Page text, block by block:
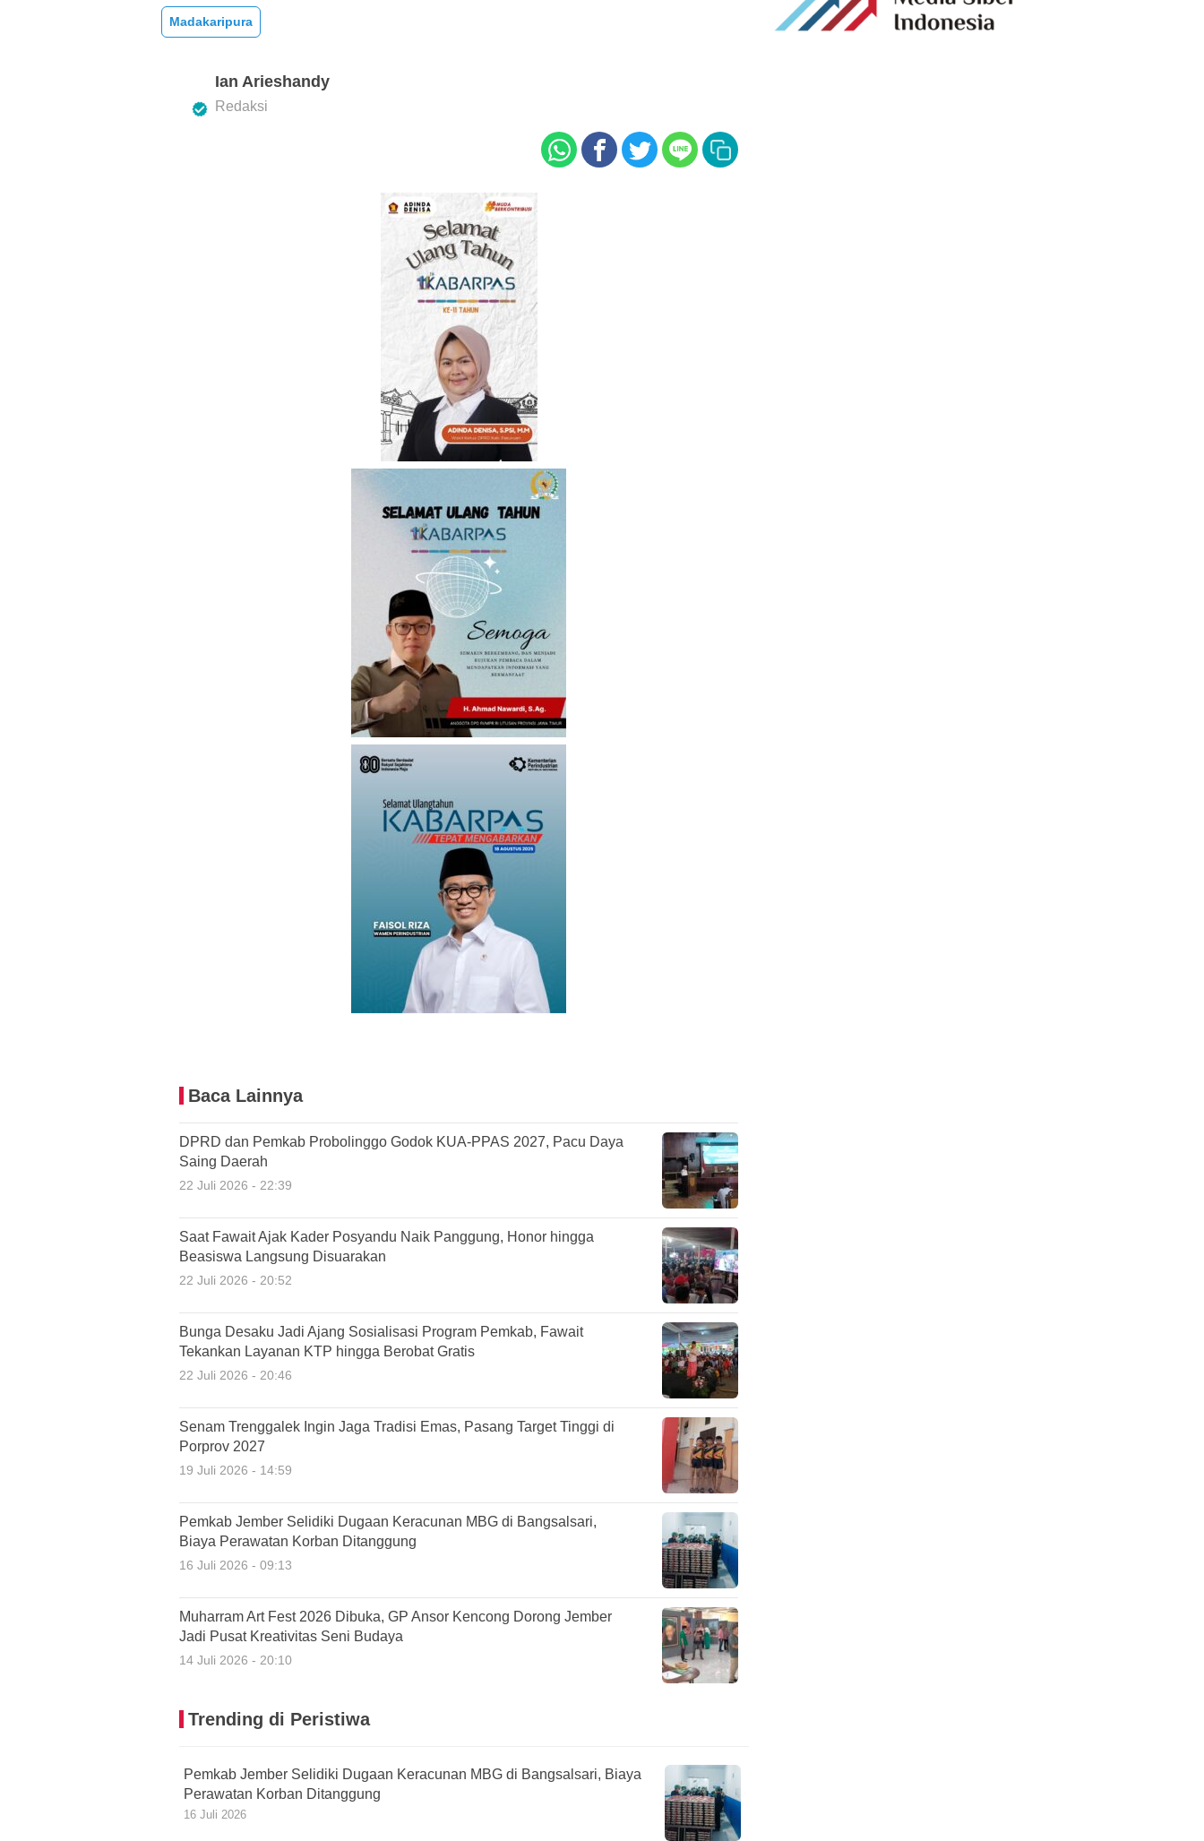
c
e
o
tt
er
A
p
Madakaripura
Ian Arieshandy
Redaksi
Baca Lainnya
DPRD dan Pemkab Probolinggo Godok KUA-PPAS 2027, Pacu Daya
Saing Daerah
22 Juli 2026 - 22:39
Saat Fawait Ajak Kader Posyandu Naik Panggung, Honor hingga
Beasiswa Langsung Disuarakan
22 Juli 2026 - 20:52
Bunga Desaku Jadi Ajang Sosialisasi Program Pemkab, Fawait
Tekankan Layanan KTP hingga Berobat Gratis
22 Juli 2026 - 20:46
Senam Trenggalek Ingin Jaga Tradisi Emas, Pasang Target Tinggi di
Porprov 2027
19 Juli 2026 - 14:59
Pemkab Jember Selidiki Dugaan Keracunan MBG di Bangsalsari,
Biaya Perawatan Korban Ditanggung
16 Juli 2026 - 09:13
Muharram Art Fest 2026 Dibuka, GP Ansor Kencong Dorong Jember
Jadi Pusat Kreativitas Seni Budaya
14 Juli 2026 - 20:10
Trending di Peristiwa
Pemkab Jember Selidiki Dugaan Keracunan MBG di Bangsalsari, Biaya
Perawatan Korban Ditanggung
16 Juli 2026